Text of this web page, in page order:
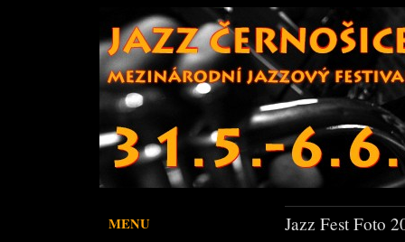
MENU Jazz Fest Foto